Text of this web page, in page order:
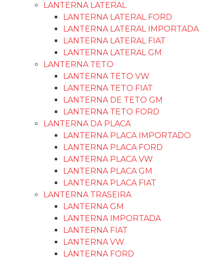
LANTERNA LATERAL
LANTERNA LATERAL FORD
LANTERNA LATERAL IMPORTADA
LANTERNA LATERAL FIAT
LANTERNA LATERAL GM
LANTERNA TETO
LANTERNA TETO VW
LANTERNA TETO FIAT
LANTERNA DE TETO GM
LANTERNA TETO FORD
LANTERNA DA PLACA
LANTERNA PLACA IMPORTADO
LANTERNA PLACA FORD
LANTERNA PLACA VW
LANTERNA PLACA GM
LANTERNA PLACA FIAT
LANTERNA TRASEIRA
LANTERNA GM
LANTERNA IMPORTADA
LANTERNA FIAT
LANTERNA VW
LANTERNA FORD